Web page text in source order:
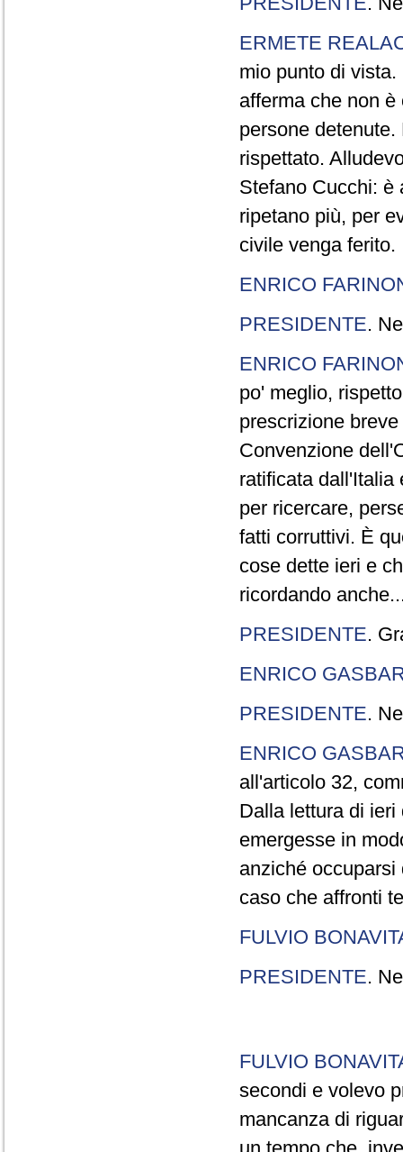
ERMETE
mio punto di
afferma che non
persone
rispettato.
Stefano Cucchi: è
ripetano più, per
civile venga ferito.
ENRICO
PRESIDENTE.
ENRICO
po' meglio,
prescrizione
Convenzione
ratificata dall'Italia
per ricercare,
fatti corruttivi. È
cose dette ieri e
ricordando
PRESIDENTE.
ENRICO
PRESIDENTE.
ENRICO
all'articolo 32,
Dalla lettura di
emergesse in
anziché
caso che affronti
FULVIO
PRESIDENTE.
FULVIO
secondi e volevo
mancanza di